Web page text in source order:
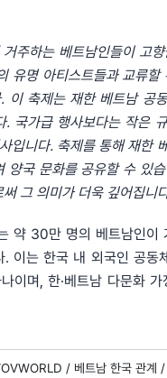
주하는 베트남인들이 고
유명 아티스트들과 교류할
이 축제는 재한 베트남 공
. 국가급 행사보다는 작은
입니다. 축제를 통해 재한
양국 문화를 공유할 수 있
그 의미가 더욱 깊어집니
약 30만 명의 베트남인이
. 이는 한국 내 외국인 공동
이며, 한·베트남 다문화
/ 베트남 한국 관계 /